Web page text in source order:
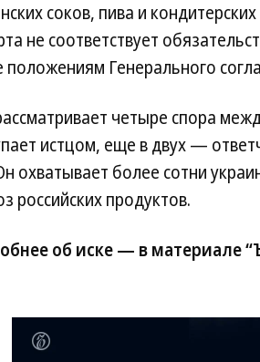
соков, пива и
не соответствует
положениям Генерального
четыре спора
истцом, еще в двух —
охватывает более сотни
российских продуктов.
об иске — в материале